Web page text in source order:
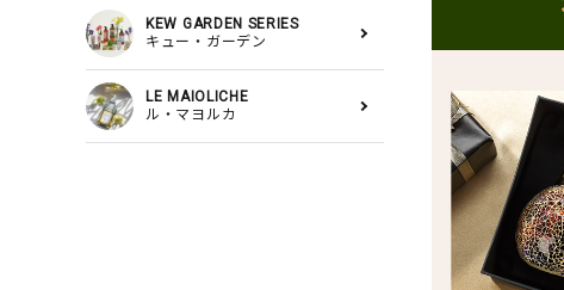
KEW GARDEN SERIES
キュー・ガーデン
LE MAIOLICHE
ル・マヨルカ